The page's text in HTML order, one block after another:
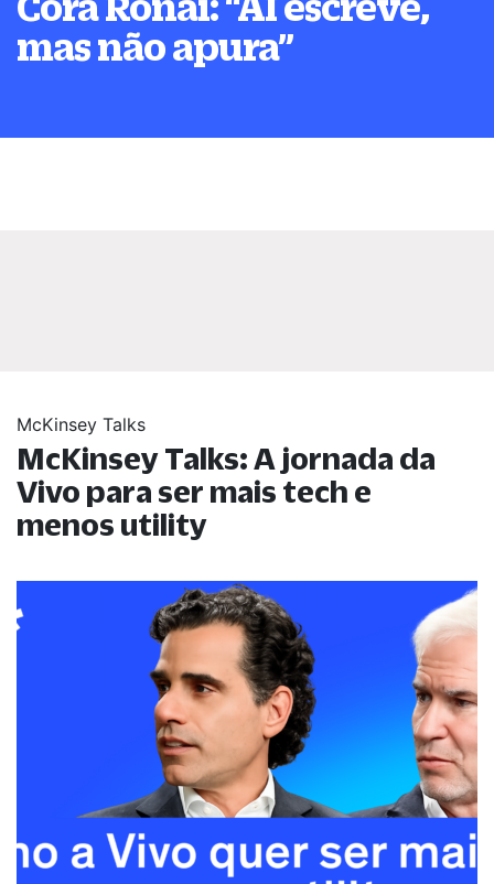
mas não apura”
McKinsey Talks
McKinsey Talks: A jornada da
Vivo para ser mais tech e
menos utility